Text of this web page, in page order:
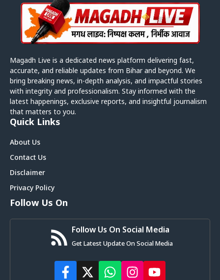
Magadh Live is a dedicated news platform delivering fast,
accurate, and reliable updates from Bihar and beyond. We
bring breaking news, in-depth analysis, and impactful stories
with integrity and professionalism. Stay informed with the
latest happenings, exclusive reports, and insightful journalism
that matters to you.
Quick Links
About Us
Contact Us
Disclaimer
Privacy Policy
Follow Us On
Follow Us On Social Media
Get Latest Update On Social Media